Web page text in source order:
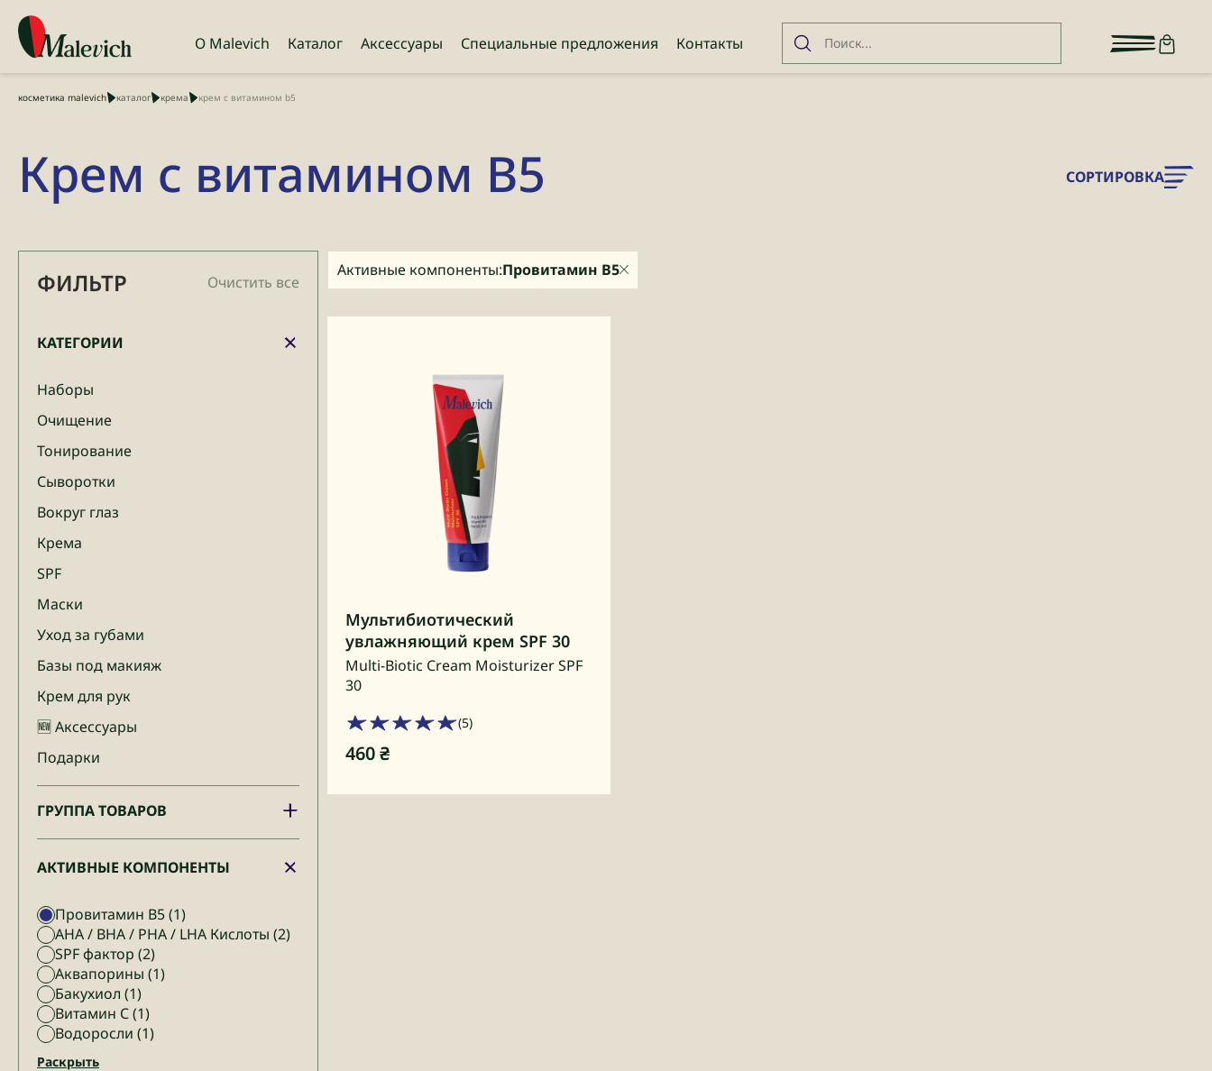
О Malevich Каталог Аксессуары Специальные предложения Контакты
косметика malevich каталог крема крем с витамином b5
Крем с витамином B5 СОРТИРОВКА
ФИЛЬТР Очистить все
КАТЕГОРИИ
Наборы
Очищение
Тонирование
Сыворотки
Вокруг глаз
Крема
SPF
Маски
Уход за губами
Базы под макияж
Крем для рук
🆕 Аксессуары
Подарки
ГРУППА ТОВАРОВ
АКТИВНЫЕ КОМПОНЕНТЫ
Провитамин В5(1)
AHA / BHA / PHA / LHA Кислоты (2)
SPF фактор (2)
Аквапорины (1)
Бакухиол (1)
Витамин С(1)
Водоросли (1)
Раскрыть
Активные компоненты:Провитамин В5
Мультибиотический
увлажняющий крем SPF 30
Multi-Biotic Cream Moisturizer SPF
30
(5)
460₴